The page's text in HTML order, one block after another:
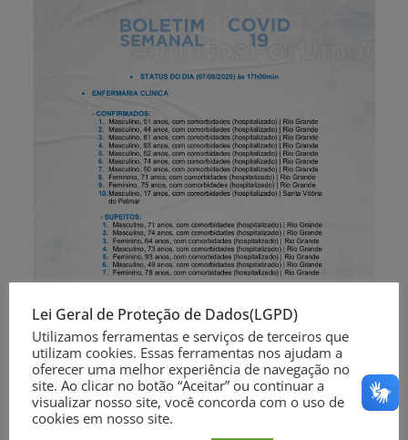
Lei Geral de Proteção de Dados(LGPD)
Utilizamos ferramentas e serviços de terceiros que
utilizam cookies. Essas ferramentas nos ajudam a
oferecer uma melhor experiência de navegação no
site. Ao clicar no botão “Aceitar” ou continuar a
visualizar nosso site, você concorda com o uso de
cookies em nosso site.